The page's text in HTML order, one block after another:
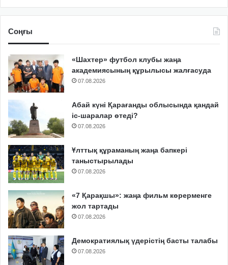
Соңғы
«Шахтер» футбол клубы жаңа
академиясының құрылысы жалғасуда
07.08.2026
Абай күні Қарағанды облысында қандай
іс-шаралар өтеді?
07.08.2026
Ұлттық құраманың жаңа бапкері
таныстырылады
07.08.2026
«7 Қарақшы»: жаңа фильм көрерменге
жол тартады
07.08.2026
Демократиялық үдерістің басты талабы
07.08.2026